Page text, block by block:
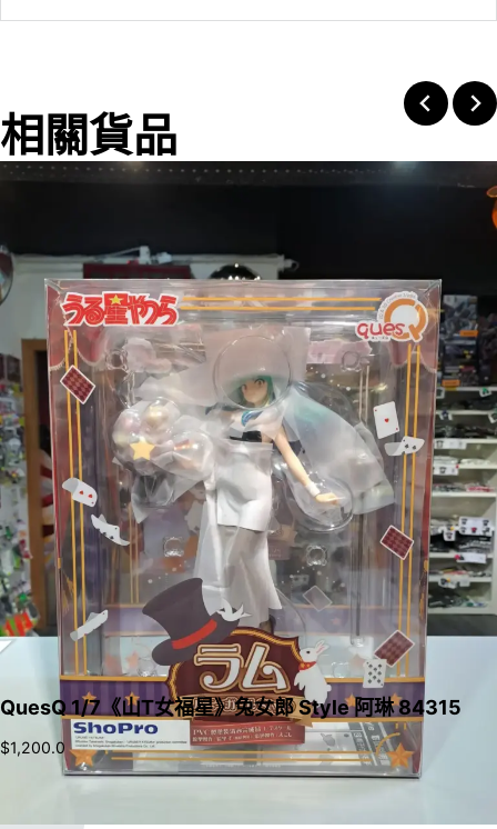
相關貨品
QuesQ 1/7《山T女福星》兔女郎 Style 阿琳 84315
$1,200.0